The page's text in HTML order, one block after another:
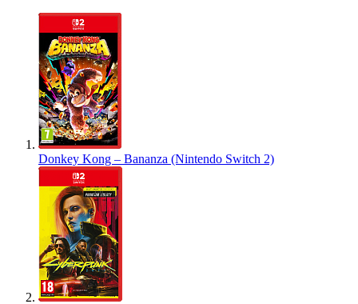
Donkey Kong – Bananza (Nintendo Switch 2)